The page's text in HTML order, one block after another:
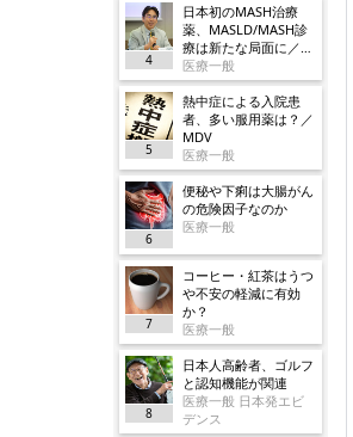
4
日本初のMASH治療
薬、MASLD/MASH診
療は新たな局面に／ノ
ボ
医療一般
5
熱中症による入院患
者、多い服用薬は？／
MDV
医療一般
6
便秘や下痢は大腸がん
の危険因子なのか
医療一般
7
コーヒー・紅茶はうつ
や不安の軽減に有効
か？
医療一般
8
日本人高齢者、ゴルフ
と認知機能が関連
医療一般 日本発エビ
デンス